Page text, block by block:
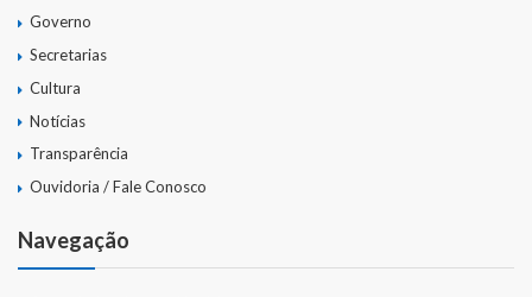
Governo
Secretarias
Cultura
Notícias
Transparência
Ouvidoria / Fale Conosco
Navegação